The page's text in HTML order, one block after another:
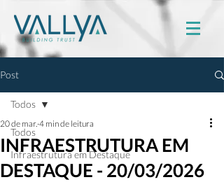
Post
Todos
Infraestrutura em Destaque
Todos
INFRAESTRUTURA EM
DESTAQUE - 20/03/2026
20 de mar. 4 min de leitura